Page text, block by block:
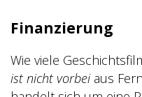
Finanzierung
Wie viele
ist nicht vorbei aus